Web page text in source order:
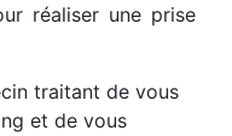
réaliser une prise
traitant de vous
et de vous